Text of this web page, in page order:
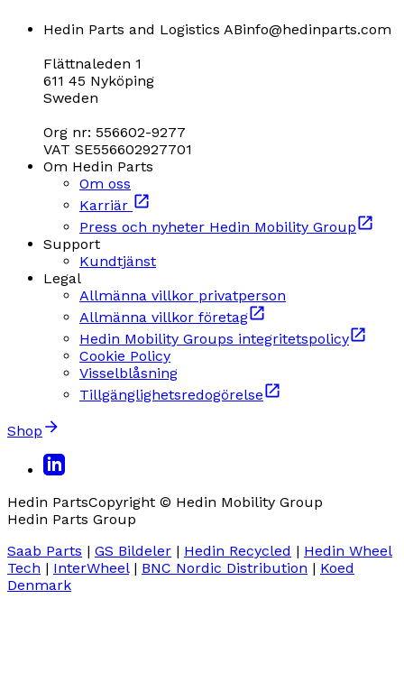
Hedin Parts and Logistics ABinfo@hedinparts.com
Flättnaleden 1
611 45 Nyköping
Sweden
Org nr: 556602-9277
VAT SE556602927701
Om Hedin Parts
Om oss
Karriär
Press och nyheter Hedin Mobility Group
Support
Kundtjänst
Legal
Allmänna villkor privatperson
Allmänna villkor företag
Hedin Mobility Groups integritetspolicy
Cookie Policy
Visselblåsning
Tillgänglighetsredogörelse
Shop
Hedin PartsCopyright © Hedin Mobility Group
Hedin Parts Group
Saab Parts | GS Bildeler | Hedin Recycled | Hedin Wheel
Tech | InterWheel| BNC Nordic Distribution | Koed
Denmark